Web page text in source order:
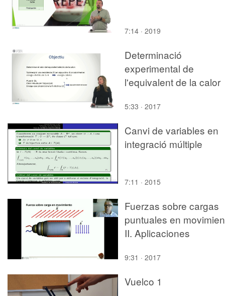
7:14 · 2019
Determinació
experimental de
l'equivalent de la calor
5:33 · 2017
Canvi de variables en
integració múltiple
7:11 · 2015
Fuerzas sobre cargas
puntuales en
II. Aplicaciones
9:31 · 2017
Vuelco 1